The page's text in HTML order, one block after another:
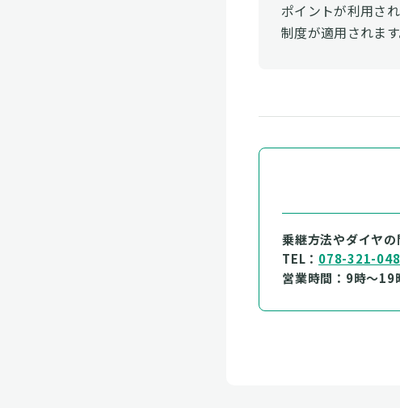
ポイントが利用さ
制度が適用されます
乗継方法やダイヤの
TEL： 078-321-
営業時間：9時～19